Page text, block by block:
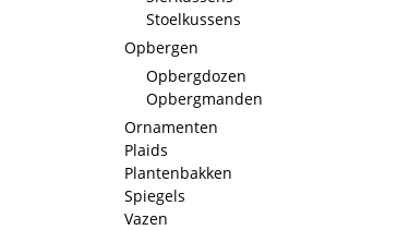
Stoelkussens
Opbergen
Opbergdozen
Opbergmanden
Ornamenten
Plaids
Plantenbakken
Spiegels
Vazen